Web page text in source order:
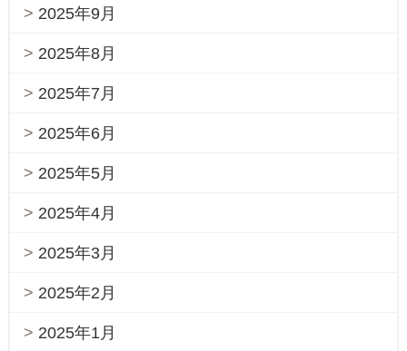
2025年9月
2025年8月
2025年7月
2025年6月
2025年5月
2025年4月
2025年3月
2025年2月
2025年1月